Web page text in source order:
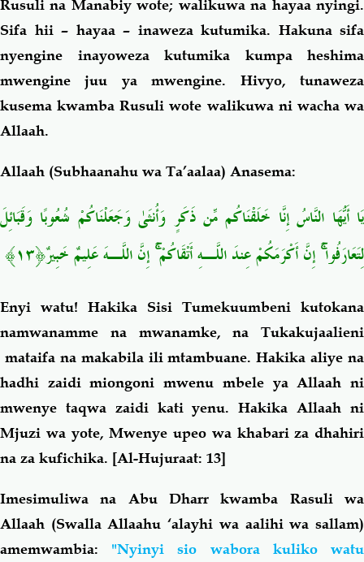
Rusuli na Manabiy wote; walikuwa na hayaa nyingi.
Sifa hii – hayaa – inaweza kutumika. Hakuna sifa
nyengine inayoweza kutumika kumpa heshima
mwengine juu ya mwengine. Hivyo, tunaweza
kusema kwamba Rusuli wote walikuwa ni wacha wa
Allaah.
Allaah (Subhaanahu wa Ta’aalaa) Anasema:
يَا أَيُّهَا النَّاسُ إِنَّا خَلَقْنَاكُم مِّن ذَكَرٍ وَأُنثَىٰ وَجَعَلْنَاكُمْ شُعُوبًا وَقَبَائِلَ
لِتَعَارَفُوا ۚ إِنَّ أَكْرَمَكُمْ عِندَ اللَّـهِ أَتْقَاكُمْ ۚ إِنَّ اللَّـهَ عَلِيمٌ خَبِيرٌ﴿١٣﴾
Enyi watu! Hakika Sisi Tumekuumbeni kutokana
namwanamme na mwanamke, na Tukakujaalieni
mataifa na makabila ili mtambuane. Hakika aliye na
hadhi zaidi miongoni mwenu mbele ya Allaah ni
mwenye taqwa zaidi kati yenu. Hakika Allaah ni
Mjuzi wa yote, Mwenye upeo wa khabari za dhahiri
na za kufichika. [Al-Hujuraat: 13]
Imesimuliwa na Abu Dharr kwamba Rasuli wa
Allaah (Swalla Allaahu ‘alayhi wa aalihi wa sallam)
amemwambia: "Nyinyi sio wabora kuliko watu